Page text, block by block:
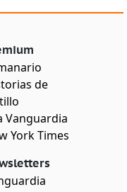
de
Vanguardia
York Times